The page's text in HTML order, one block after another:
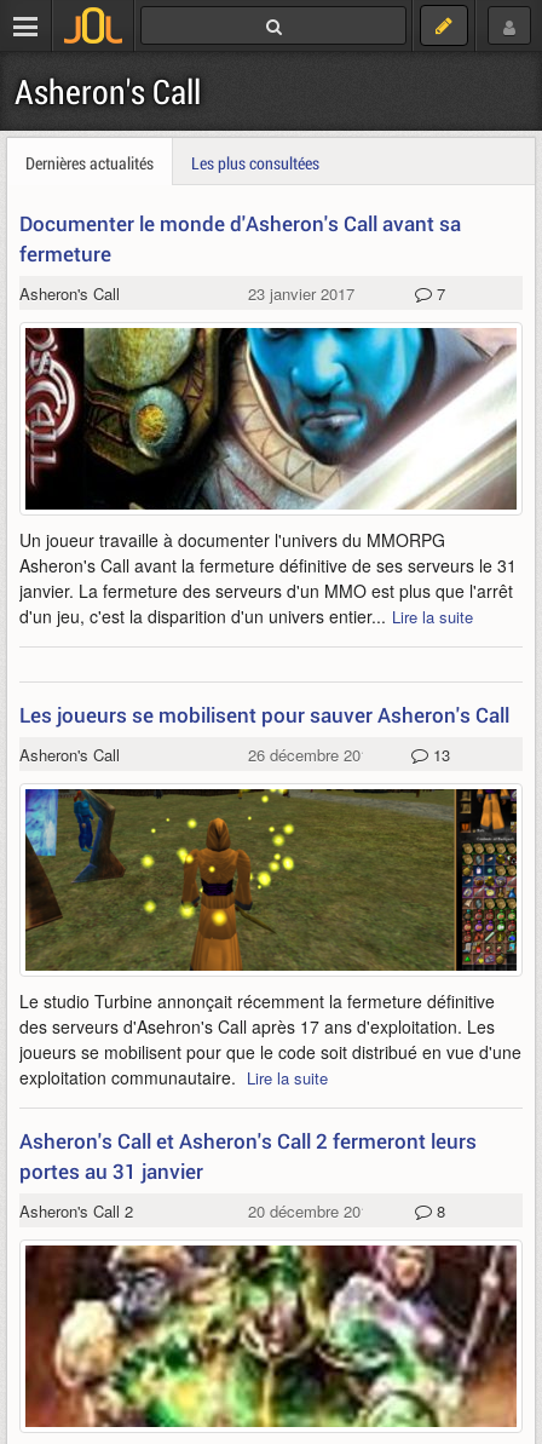
Asheron's Call
Dernières actualités Les plus consultées
Documenter le monde d'Asheron's Call avant sa
fermeture
Asheron's Call 23 janvier 2017 7
Un joueur travaille à documenter l'univers du MMORPG
Asheron's Call avant la fermeture définitive de ses serveurs le 31
janvier. La fermeture des serveurs d'un MMO est plus que l'arrêt
d'un jeu, c'est la disparition d'un univers entier... Lire la suite
Les joueurs se mobilisent pour sauver Asheron's Call
Asheron's Call 26 décembre 2016 13
Le studio Turbine annonçait récemment la fermeture définitive
des serveurs d'Asehron's Call après 17 ans d'exploitation. Les
joueurs se mobilisent pour que le code soit distribué en vue d'une
exploitation communautaire. Lire la suite
Asheron's Call et Asheron's Call 2 fermeront leurs
portes au 31 janvier
Asheron's Call 2 20 décembre 2016 8